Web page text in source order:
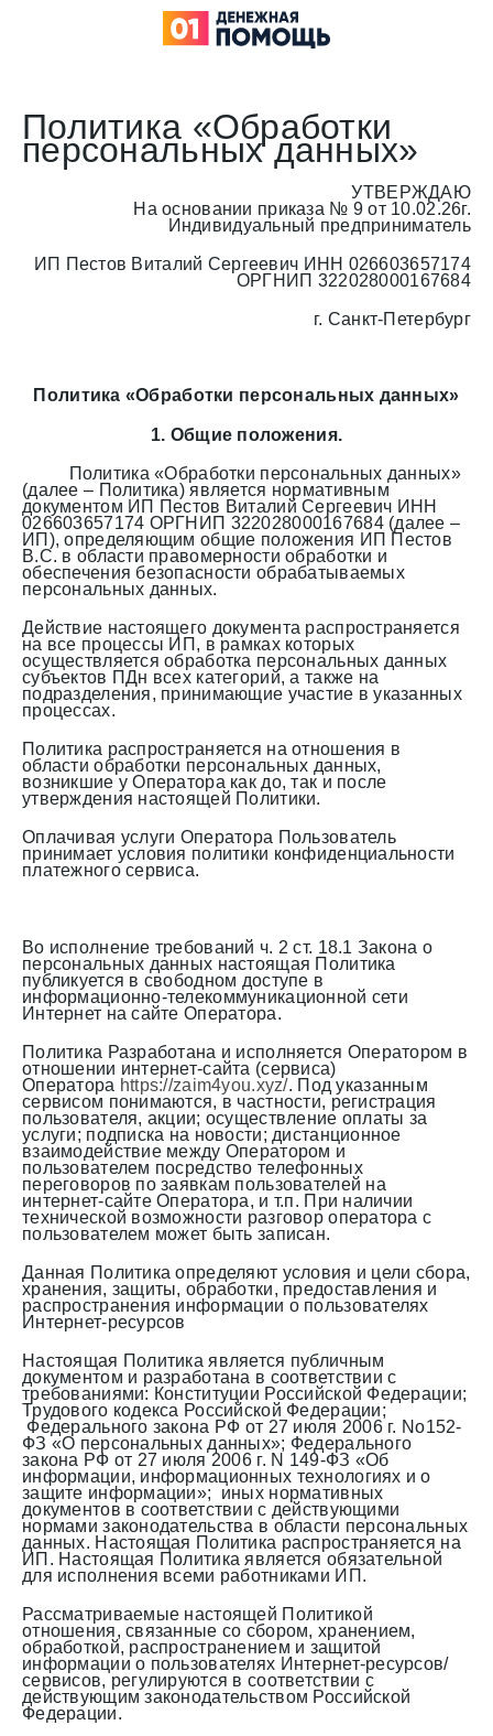
Политика «Обработки
персональных данных»
УТВЕРЖДАЮ
На основании приказа № 9 от 10.02.26г.
Индивидуальный предприниматель
ИП Пестов Виталий Сергеевич ИНН 026603657174
ОРГНИП 322028000167684
г. Санкт-Петербург
Политика «Обработки персональных данных»
1. Общие положения.
Политика «Обработки персональных данных»
(далее – Политика) является нормативным
документом ИП Пестов Виталий Сергеевич ИНН
026603657174 ОРГНИП 322028000167684 (далее –
ИП), определяющим общие положения ИП Пестов
В.С. в области правомерности обработки и
обеспечения безопасности обрабатываемых
персональных данных.
Действие настоящего документа распространяется
на все процессы ИП, в рамках которых
осуществляется обработка персональных данных
субъектов ПДн всех категорий, а также на
подразделения, принимающие участие в указанных
процессах.
Политика распространяется на отношения в
области обработки персональных данных,
возникшие у Оператора как до, так и после
утверждения настоящей Политики.
Оплачивая услуги Оператора Пользователь
принимает условия политики конфиденциальности
платежного сервиса.
Во исполнение требований ч. 2 ст. 18.1 Закона о
персональных данных настоящая Политика
публикуется в свободном доступе в
информационно-телекоммуникационной сети
Интернет на сайте Оператора.
Политика Разработана и исполняется Оператором в
отношении интернет-сайта (сервиса)
Оператора https://zaim4you.xyz/. Под указанным
сервисом понимаются, в частности, регистрация
пользователя, акции; осуществление оплаты за
услуги; подписка на новости; дистанционное
взаимодействие между Оператором и
пользователем посредство телефонных
переговоров по заявкам пользователей на
интернет-сайте Оператора, и т.п. При наличии
технической возможности разговор оператора с
пользователем может быть записан.
Данная Политика определяют условия и цели сбора,
хранения, защиты, обработки, предоставления и
распространения информации о пользователях
Интернет-ресурсов
Настоящая Политика является публичным
документом и разработана в соответствии с
требованиями: Конституции Российской Федерации;
Трудового кодекса Российской Федерации;
Федерального закона РФ от 27 июля 2006 г. No152-
ФЗ «О персональных данных»; Федерального
закона РФ от 27 июля 2006 г. N 149-ФЗ «Об
информации, информационных технологиях и о
защите информации»; иных нормативных
документов в соответствии с действующими
нормами законодательства в области персональных
данных. Настоящая Политика распространяется на
ИП. Настоящая Политика является обязательной
для исполнения всеми работниками ИП.
Рассматриваемые настоящей Политикой
отношения, связанные со сбором, хранением,
обработкой, распространением и защитой
информации о пользователях Интернет-ресурсов/
сервисов, регулируются в соответствии с
действующим законодательством Российской
Федерации.